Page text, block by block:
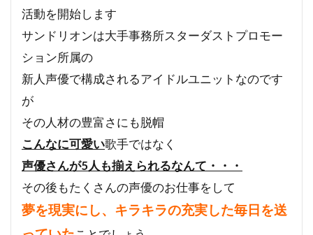
活動を開始します
サンドリオンは大手事務所スターダストプロモー
ション所属の
新人声優で構成されるアイドルユニットなのです
が
その人材の豊富さにも脱帽
こんなに可愛い歌手ではなく
声優さんが5人も揃えられるなんて・・・
その後もたくさんの声優のお仕事をして
夢を現実にし、キラキラの充実した毎日を送